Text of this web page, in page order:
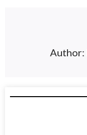
Author: